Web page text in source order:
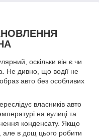
оскільки він є чи
Не дивно, що водії не
авто без особливих
власників авто
на вулиці та
конденсату. Якщо
але в дощ цього робити